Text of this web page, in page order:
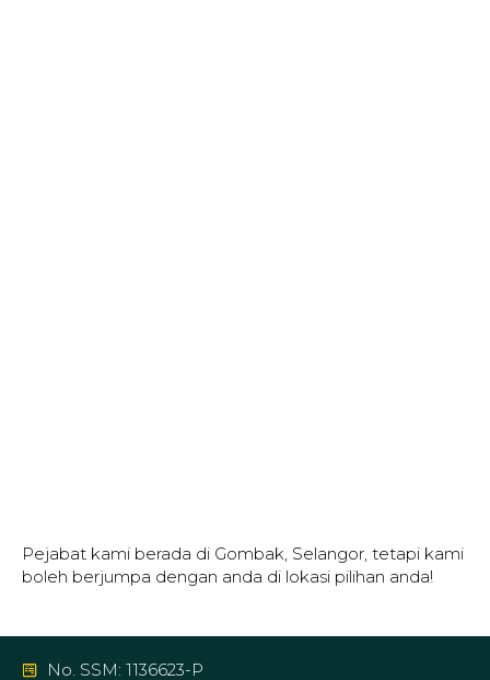
Pejabat kami berada di Gombak, Selangor, tetapi kami
boleh berjumpa dengan anda di lokasi pilihan anda!
No. SSM: 1136623-P